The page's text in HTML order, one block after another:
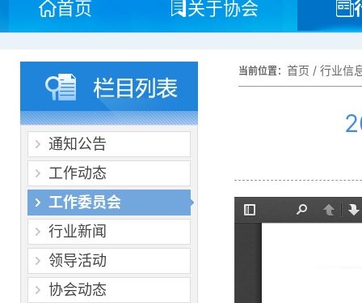
首页 关于协会
通知公告
工作动态
工作委员会
行业新闻
领导活动
协会动态
当前位置： 首页 / 行业信